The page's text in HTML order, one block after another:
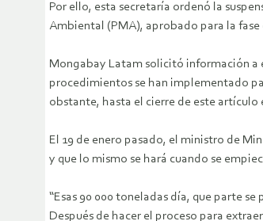
Por ello, esta secretaría ordenó la
Ambiental (PMA), aprobado para la fase
Mongabay Latam solicitó información a
procedimientos se han implementado
obstante, hasta el cierre de este
El 19 de enero pasado, el ministro de
y que lo mismo se hará cuando se
“Esas 90 000 toneladas día, que parte
Después de hacer el proceso para